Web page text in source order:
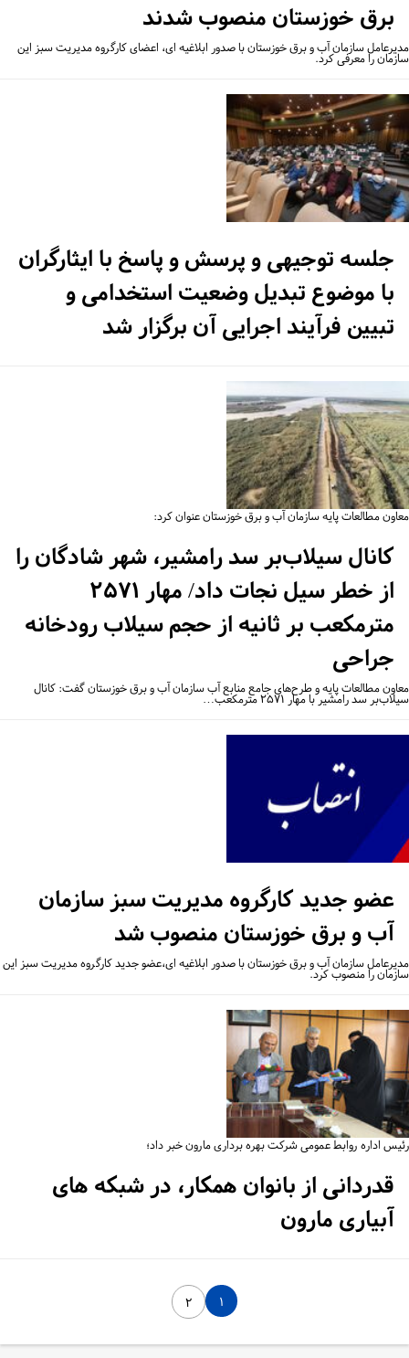
برق خوزستان منصوب شدند
سازمان آب و برق خوزستان با صدور ابلاغیه ای، اعضای کارگروه مدیریت سبز این
را معرفی کرد.
جلسه توجیهی و پرسش و پاسخ با ایثارگران
با موضوع تبدیل وضعیت استخدامی و
تبیین فرآیند اجرایی آن برگزار شد
مطالعات پایه سازمان آب و برق خوزستان عنوان کرد:
کانال سیلاب‌بر سد رامشیر، شهر شادگان را
از خطر سیل نجات داد/ مهار ۲۵۷۱
مترمکعب بر ثانیه از حجم سیلاب رودخانه
جراحی
مطالعات پایه و طرح‌های جامع منابع آب سازمان آب و برق خوزستان گفت: کانال
سد رامشیر با مهار ۲۵۷۱ مترمکعب…
عضو جدید کارگروه مدیریت سبز سازمان
آب و برق خوزستان منصوب شد
سازمان آب و برق خوزستان با صدور ابلاغیه ای،عضو جدید کارگروه مدیریت سبز این
را منصوب کرد.
اداره روابط عمومی شرکت بهره برداری مارون خبر داد؛
قدردانی از بانوان همکار، در شبکه های
آبیاری مارون